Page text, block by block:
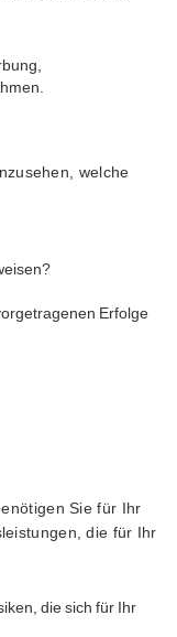
welche
Erfolge
Sie für Ihr
die für Ihr
die sich für Ihr